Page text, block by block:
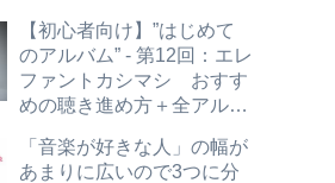
【初心者向け】”はじめて
のアルバム” - 第12回：エレ
ファントカシマシ おすす
めの聴き進め方＋全アルバ
「音楽が好きな人」の幅が
あまりに広いので3つに分